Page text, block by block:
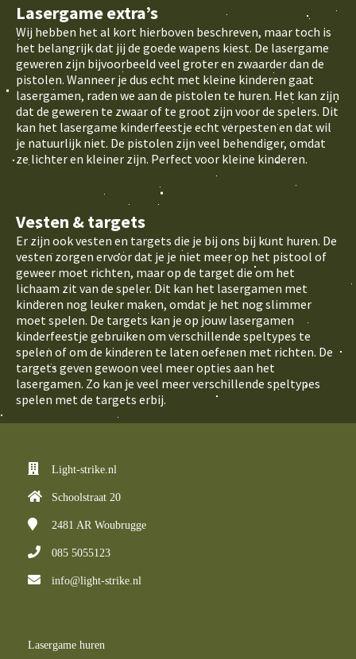
Lasergame extra’s
Wij hebben het al kort hierboven beschreven, maar toch is
het belangrijk dat jij de goede wapens kiest. De lasergame
geweren zijn bijvoorbeeld veel groter en zwaarder dan de
pistolen. Wanneer je dus echt met kleine kinderen gaat
lasergamen, raden we aan de pistolen te huren. Het kan zijn
dat de geweren te zwaar of te groot zijn voor de spelers. Dit
kan het lasergame kinderfeestje echt verpesten en dat wil
je natuurlijk niet. De pistolen zijn veel behendiger, omdat
ze lichter en kleiner zijn. Perfect voor kleine kinderen.
Vesten & targets
Er zijn ook vesten en targets die je bij ons bij kunt huren. De
vesten zorgen ervoor dat je je niet meer op het pistool of
geweer moet richten, maar op de target die om het
lichaam zit van de speler. Dit kan het lasergamen met
kinderen nog leuker maken, omdat je het nog slimmer
moet spelen. De targets kan je op jouw lasergamen
kinderfeestje gebruiken om verschillende speltypes te
spelen of om de kinderen te laten oefenen met richten. De
targets geven gewoon veel meer opties aan het
lasergamen. Zo kan je veel meer verschillende speltypes
spelen met de targets erbij.
Light-strike.nl
Schoolstraat 20
2481 AR Woubrugge
085 5055123
info@light-strike.nl
Lasergame huren